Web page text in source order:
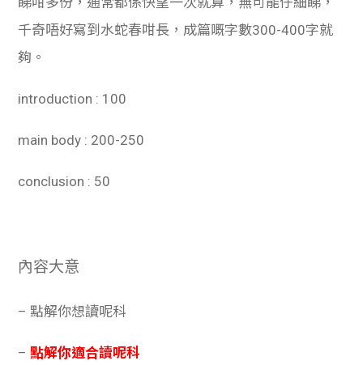
千奇唔好寫到水蛇春咁長，成篇嘅字數300-400字就
夠。
introduction : 100
main body : 200-250
conclusion : 50
內容大意
– 點解你想讀呢科
– 點解你適合讀呢科